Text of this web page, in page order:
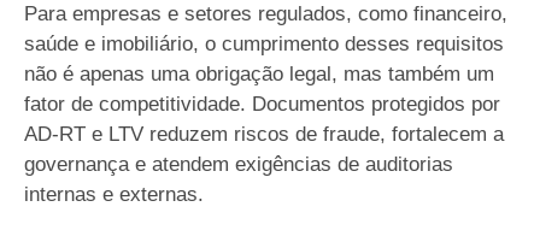
Para empresas e setores regulados, como financeiro,
saúde e imobiliário, o cumprimento desses requisitos
não é apenas uma obrigação legal, mas também um
fator de competitividade. Documentos protegidos por
AD-RT e LTV reduzem riscos de fraude, fortalecem a
governança e atendem exigências de auditorias
internas e externas.